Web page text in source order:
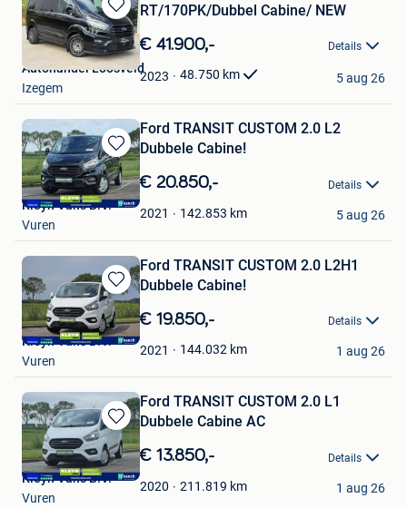
Bewaren
in
Mijn
Favorieten
RT/170PK/Dubbel Cabine/ NEW
€ 41.900,- Details
2023 48.750 km
Autohandel Loosveld
Izegem
5 aug 26
Bewaren
in
Mijn
Favorieten
Ford TRANSIT CUSTOM 2.0 L2
Dubbele Cabine!
€ 20.850,- Details
2021 142.853 km
Kleyn Vans B.V.
Vuren
5 aug 26
Bewaren
in
Mijn
Favorieten
Ford TRANSIT CUSTOM 2.0 L2H1
Dubbele Cabine!
€ 19.850,- Details
2021 144.032 km
Kleyn Vans B.V.
Vuren
1 aug 26
Bewaren
in
Mijn
Favorieten
Ford TRANSIT CUSTOM 2.0 L1
Dubbele Cabine AC
€ 13.850,- Details
2020 211.819 km
Kleyn Vans B.V.
Vuren
1 aug 26